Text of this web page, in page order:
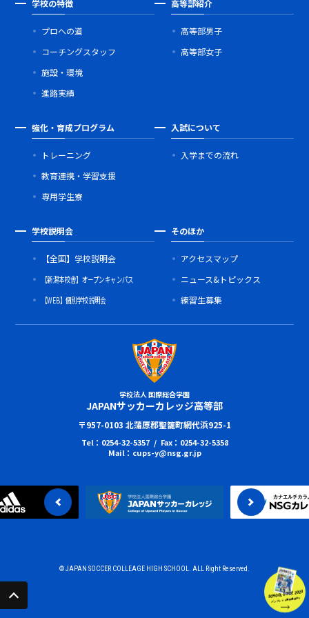
SCHOOL GUIDE 2023
パンフレット無料進呈中!!
学校の特徴
プロへの道
コーチングスタッフ
施設・環境
進路実績
高等部紹介
高等部男子
高等部女子
強化・育成プログラム
トレーニング
教育連携・学習支援
専用学生寮
入試について
入学までの流れ
学校説明会
【全国】学校説明会
【新潟本校舎】オープンキャンパス
【WEB】個別学校説明会
そのほか
アクセスマップ
ニュース&トピックス
練習生募集
学校法人 国際総合学園
JAPANサッカーカレッジ高等部
〒957-0103 北蒲原郡聖籠町網代浜925-1
Tel：0254-32-5357 / Fax：0254-32-5358
Mail：cups-y@nsg.gr.jp
© JAPAN SOCCER COLLEAGE HIGH SCHOOL. ALL Right Reserved.